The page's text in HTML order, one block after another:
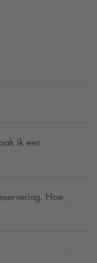
ik een
Hoe